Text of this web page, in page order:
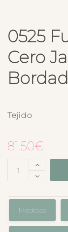
0525
Cero
Tejido
81.50€
Medidas